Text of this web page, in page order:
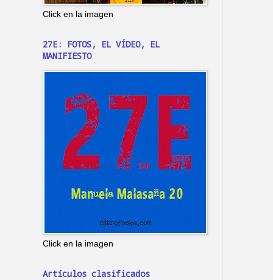
Click en la imagen
27E: FOTOS, EL VÍDEO, EL
MANIFIESTO
Click en la imagen
Artículos clasificados